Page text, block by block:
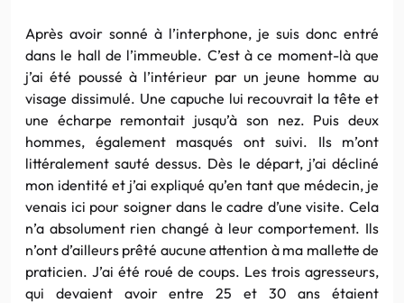
Après avoir sonné à l’interphone, je suis donc entré
dans le hall de l’immeuble. C’est à ce moment-là que
j’ai été poussé à l’intérieur par un jeune homme au
visage dissimulé. Une capuche lui recouvrait la tête et
une écharpe remontait jusqu’à son nez. Puis deux
hommes, également masqués ont suivi. Ils m’ont
littéralement sauté dessus. Dès le départ, j’ai décliné
mon identité et j’ai expliqué qu’en tant que médecin, je
venais ici pour soigner dans le cadre d’une visite. Cela
n’a absolument rien changé à leur comportement. Ils
n’ont d’ailleurs prêté aucune attention à ma mallette de
praticien. J’ai été roué de coups. Les trois agresseurs,
qui devaient avoir entre 25 et 30 ans étaient